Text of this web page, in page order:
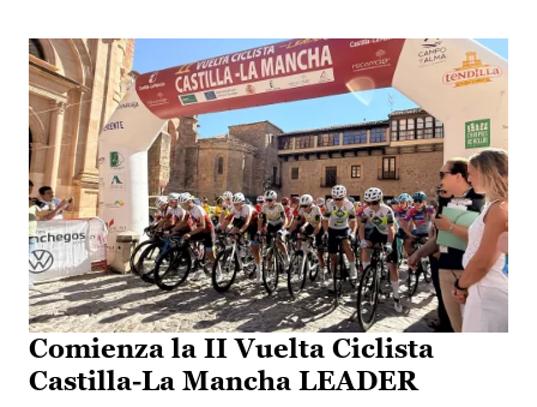
Comienza la II Vuelta Ciclista
Castilla-La Mancha LEADER